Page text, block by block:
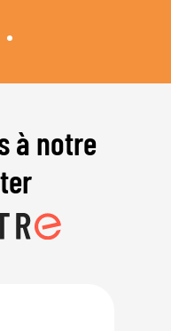
à notre